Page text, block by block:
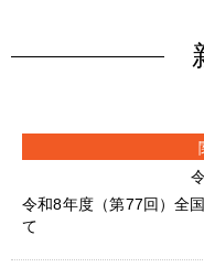
令和8年度（第77回）全
て